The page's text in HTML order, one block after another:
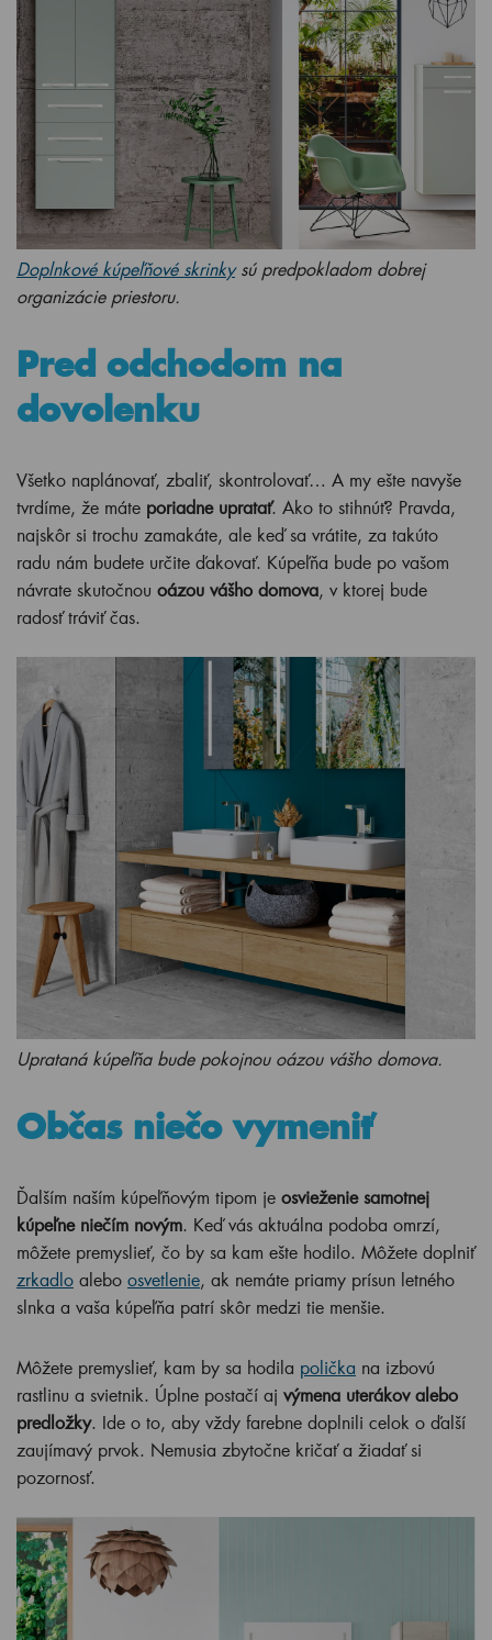
Doplnkové kúpeľňové skrinkysú predpokladom dobrej
organizácie priestoru.
Pred odchodom na
dovolenku
Všetko naplánovať, zbaliť, skontrolovať… A my ešte navyše
tvrdíme, že máte poriadne upratať. Ako to stihnúť? Pravda,
najskôr si trochu zamakáte, ale keď sa vrátite, za takúto
radu nám budete určite ďakovať. Kúpeľňa bude po vašom
návrate skutočnou oázou vášho domova, v ktorej bude
radosť tráviť čas.
Uprataná kúpeľňa bude pokojnou oázou vášho domova.
Občas niečo vymeniť
Ďalším naším kúpeľňovým tipom je osvieženie samotnej
kúpeľne niečím novým. Keď vás aktuálna podoba omrzí,
môžete premyslieť, čo by sa kam ešte hodilo. Môžete doplniť
zrkadlo alebo osvetlenie, ak nemáte priamy prísun letného
slnka a vaša kúpeľňa patrí skôr medzi tie menšie.
Môžete premyslieť, kam by sa hodila polička na izbovú
rastlinu a svietnik. Úplne postačí aj výmena uterákov alebo
predložky. Ide o to, aby vždy farebne doplnili celok o ďalší
zaujímavý prvok. Nemusia zbytočne kričať a žiadať si
pozornosť.